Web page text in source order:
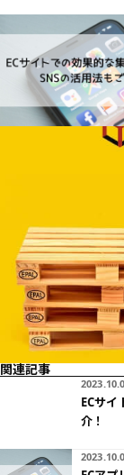
ECサイトでの効果的な
は？SNSの活用法もご
2023.10.06 ECマーケティ
関連記事
ECサ
介！